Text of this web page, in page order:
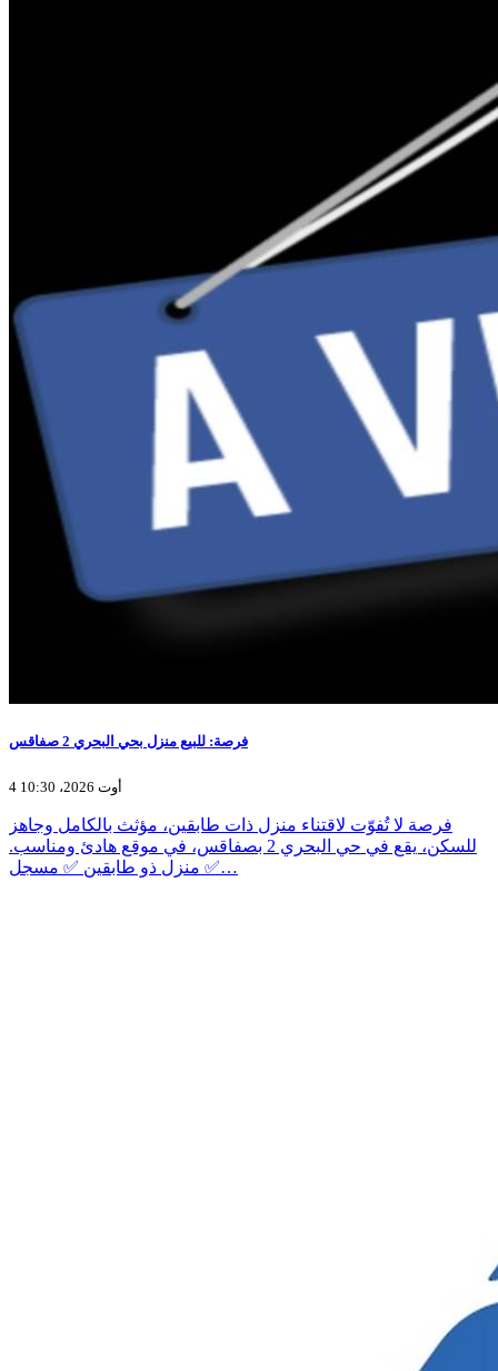
فرصة: للبيع منزل بحي البحري 2 صفاقس
4 أوت 2026، 10:30
فرصة لا تُفوّت لاقتناء منزل ذات طابقين، مؤثث بالكامل وجاهز
للسكن، يقع في حي البحري 2 بصفاقس، في موقع هادئ ومناسب.
✅ منزل ذو طابقين ✅ مسجل…